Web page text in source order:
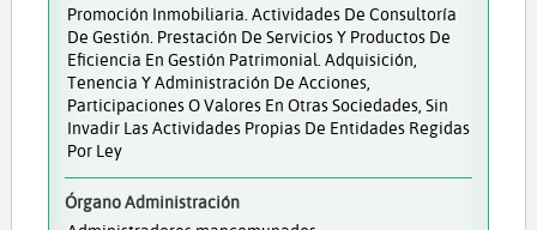
Promoción Inmobiliaria. Actividades De Consultoría
De Gestión. Prestación De Servicios Y Productos De
Eficiencia En Gestión Patrimonial. Adquisición,
Tenencia Y Administración De Acciones,
Participaciones O Valores En Otras Sociedades, Sin
Invadir Las Actividades Propias De Entidades Regidas
Por Ley
Órgano Administración